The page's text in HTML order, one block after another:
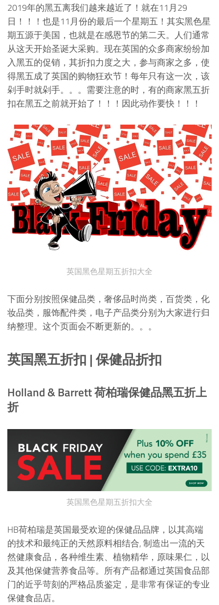
2019年的黑五离我们越来越近了！就在11月29
日！！！也是11月份的最后一个星期五！其实黑色星
期五源于美国，也就是在感恩节的第二天。人们通常
从这天开始圣诞大采购。现在英国的众多商家纷纷加
入黑五的促销，其折扣力度之大，参与商家之多，使
得黑五成了英国的购物狂欢节！每年只有这一次，该
剁手时就剁手。。。需要注意的时，有的商家黑五折
扣在黑五之前就开始了！！！因此动作要快！！！
英国黑色星期五折扣大全
下面分别按照保健品类，奢侈品时尚类，百货类，化
妆品类，服饰配件类，电子产品类分别为大家进行归
纳整理。这个页面会不断更新的。。。
英国黑五折扣 | 保健品折扣
Holland & Barrett 荷柏瑞保健品黑五折上
折
英国黑色星期五折扣大全
HB荷柏瑞是英国最受欢迎的保健品品牌，以其高端
的技术和最纯正的天然原料相结合, 制造出一流的天
然健康食品，各种维生素、植物精华，原味果仁，以
及其他保健营养食品等。所有产品都通过英国食品部
门的近乎苛刻的严格品质鉴定，是非常有保证的专业
保健食品店。